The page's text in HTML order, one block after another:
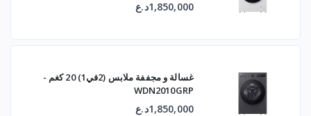
1,850,000د.ع
غسالة و مجففة ملابس (2في1) 20 كغم -
WDN2010GRP
1,850,000د.ع